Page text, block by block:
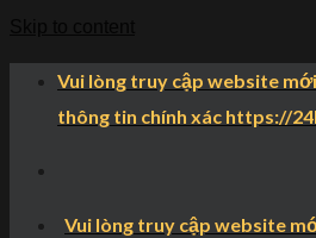
Vui lòng truy cập website
thông tin chính xác https://
Vui lòng truy cập website